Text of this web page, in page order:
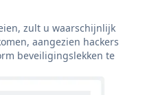
zult u waarschijnlijk
aangezien hackers
beveiligingslekken te